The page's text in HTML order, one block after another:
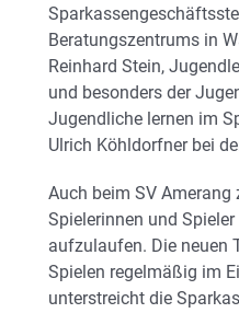
Beratungszentrums in
Reinhard Stein,
und besonders der
Jugendliche lernen im
Ulrich Köhldorfner bei
Auch beim SV Amerang
Spielerinnen und
aufzulaufen. Die neuen
Spielen regelmäßig im
unterstreicht die